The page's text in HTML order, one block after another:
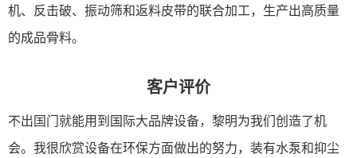
机、反击破、振动筛和返料皮带的联合加工，生产出高质量
的成品骨料。
客户评价
不出国门就能用到国际大品牌设备，黎明为我们创造了机
会。我很欣赏设备在环保方面做出的努力，装有水泵和抑尘